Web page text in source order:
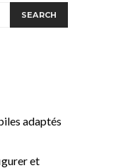
SEARCH
adaptés
et